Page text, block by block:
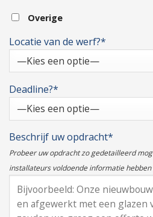
Overige
Locatie van de werf?*
Deadline?*
Beschrijf uw opdracht*
Probeer uw opdracht zo gedetailleerd
installateurs voldoende informatie